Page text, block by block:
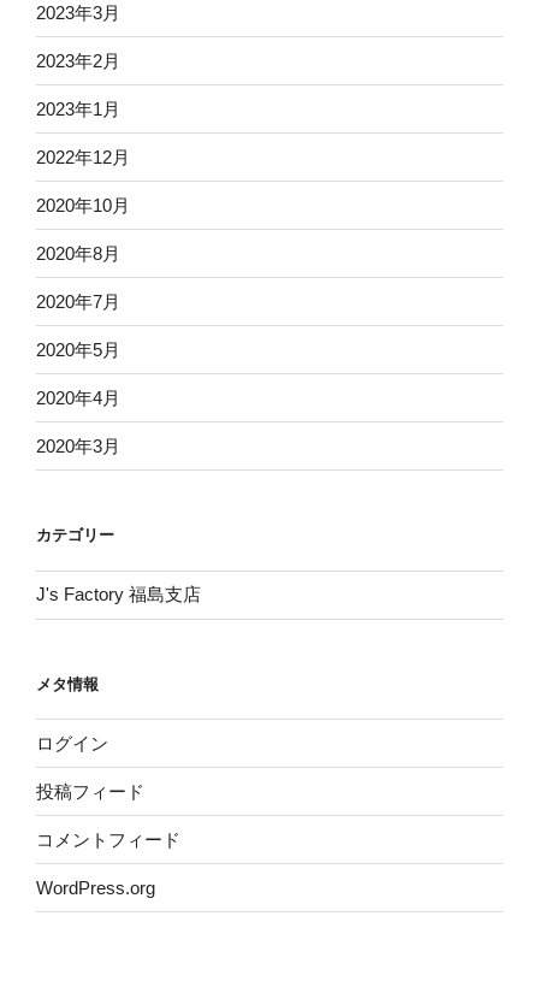
2023年3月
2023年2月
2023年1月
2022年12月
2020年10月
2020年8月
2020年7月
2020年5月
2020年4月
2020年3月
カテゴリー
J's Factory 福島支店
メタ情報
ログイン
投稿フィード
コメントフィード
WordPress.org